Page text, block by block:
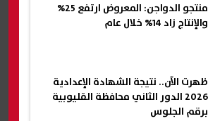
منتجو الدواجن: المعروض ارتفع 25%
والإنتاج زاد 14% خلال عام
ظهرت الآن.. نتيجة الشهادة الإعدادية
2026 الدور الثاني محافظة القليوبية
برقم الجلوس